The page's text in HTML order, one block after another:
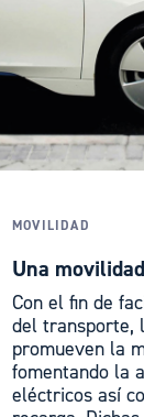
MOVILIDAD
Una
Con el fin de
del transporte,
promueven la
fomentando la
eléctricos así